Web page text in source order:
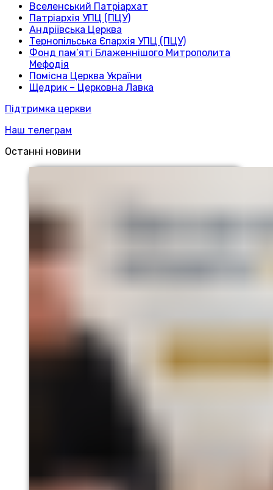
Вселенський Патріархат
Патріархія УПЦ (ПЦУ)
Андріївська Церква
Тернопільська Єпархія УПЦ (ПЦУ)
Фонд пам’яті Блаженнішого Митрополита
Мефодія
Помісна Церква України
Щедрик – Церковна Лавка
Підтримка церкви
Наш телеграм
Останні новини